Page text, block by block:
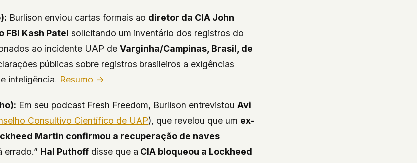
Burlison enviou cartas formais ao diretor da CIA John
FBI Kash Patel solicitando um inventário dos registros do
ao incidente UAP deVarginha/Campinas, Brasil, de
públicas sobre registros brasileiros a exigências
inteligência. Resumo →
Em seu podcast Fresh Freedom, Burlison entrevistouAvi
Consultivo Científico de UAP), que revelou que um ex-
Martin confirmou a recuperação de naves
errado.” Hal Puthoff disse que a CIA bloqueou a Lockheed